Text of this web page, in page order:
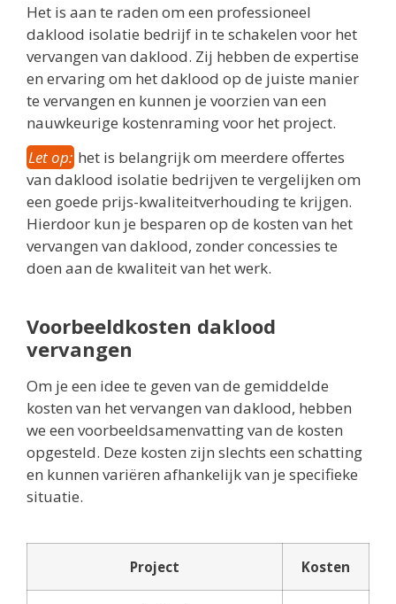
Het is aan te raden om een professioneel
daklood isolatie bedrijf in te schakelen voor het
vervangen van daklood. Zij hebben de expertise
en ervaring om het daklood op de juiste manier
te vervangen en kunnen je voorzien van een
nauwkeurige kostenraming voor het project.
Let op: het is belangrijk om meerdere offertes
van daklood isolatie bedrijven te vergelijken om
een goede prijs-kwaliteitverhouding te krijgen.
Hierdoor kun je besparen op de kosten van het
vervangen van daklood, zonder concessies te
doen aan de kwaliteit van het werk.
Voorbeeldkosten daklood
vervangen
Om je een idee te geven van de gemiddelde
kosten van het vervangen van daklood, hebben
we een voorbeeldsamenvatting van de kosten
opgesteld. Deze kosten zijn slechts een schatting
en kunnen variëren afhankelijk van je specifieke
situatie.
Project Kosten